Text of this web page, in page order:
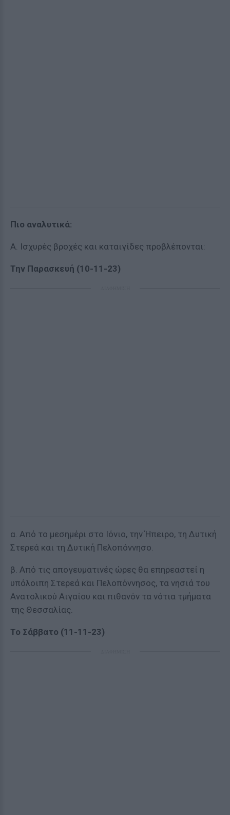
Πιο αναλυτικά:
Α. Ισχυρές βροχές και καταιγίδες προβλέπονται:
Την Παρασκευή (10-11-23)
α. Από το μεσημέρι στο Ιόνιο, την Ήπειρο, τη Δυτική
Στερεά και τη Δυτική Πελοπόννησο.
β. Από τις απογευματινές ώρες θα επηρεαστεί η
υπόλοιπη Στερεά και Πελοπόννησος, τα νησιά του
Ανατολικού Αιγαίου και πιθανόν τα νότια τμήματα
της Θεσσαλίας.
Το Σάββατο (11-11-23)